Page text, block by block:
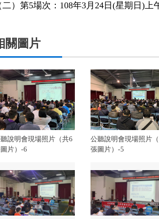
二）第5場次：108年3月24日(星期日)上
關圖片
說明會現場照片（共6
片）-6
公聽說明會現場照片
張圖片）-5